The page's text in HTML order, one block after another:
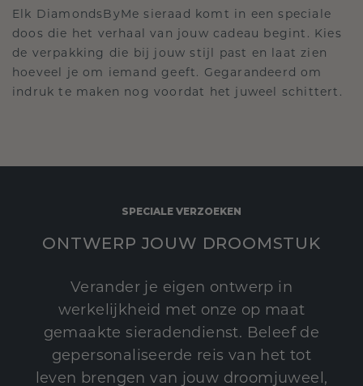
Elk DiamondsByMe sieraad komt in een speciale
doos die het verhaal van jouw cadeau begint. Kies
de verpakking die bij jouw stijl past en laat zien
hoeveel je om iemand geeft. Gegarandeerd om
indruk te maken nog voordat het juweel schittert.
SPECIALE VERZOEKEN
ONTWERP JOUW DROOMSTUK
Verander je eigen ontwerp in
werkelijkheid met onze op maat
gemaakte sieradendienst. Beleef de
gepersonaliseerde reis van het tot
leven brengen van jouw droomjuweel,